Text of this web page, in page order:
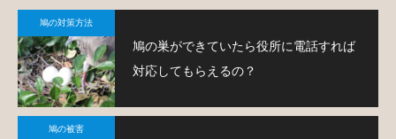
鳩の対策方法
鳩の巣ができていたら役所に電話すれば
対応してもらえるの？
鳩の被害